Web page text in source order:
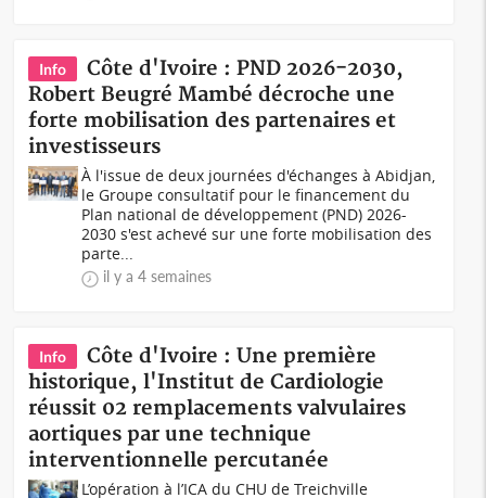
Info
Côte d'Ivoire : PND 2026-2030,
Robert Beugré Mambé décroche une
forte mobilisation des partenaires et
investisseurs
À l'issue de deux journées d'échanges à Abidjan,
le Groupe consultatif pour le financement du
Plan national de développement (PND) 2026-
2030 s'est achevé sur une forte mobilisation des
parte...
il y a 4 semaines
Info
Côte d'Ivoire : Une première
historique, l'Institut de Cardiologie
réussit 02 remplacements valvulaires
aortiques par une technique
interventionnelle percutanée
L’opération à l’ICA du CHU de Treichville